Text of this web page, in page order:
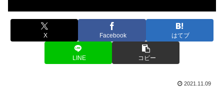
X Facebook はてブ
LINE コピー
2021.11.09